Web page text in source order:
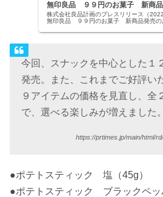
無印良品 ９９円のお菓子 新商品
株式会社良品計画のプレスリリース（
無印良品 ９９円のお菓子 新商品発売の
今回、スナックを中心とした１
発売。また、これまでご好評い
９アイテムの価格を見直し、全
で、選べる楽しみが増えました。
https://prtimes.jp/main/html/
●ポテトスティック 塩（45g）
●ポテトスティック ブラックペッ